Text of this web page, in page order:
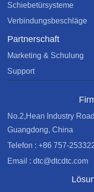
Schiebetürsysteme
Verbindungsbeschläge
Partnerschaft
Marketing & Schulung
Support
No.2,Hean Industry
Guangdong, China
Telefon : +86 757-
Email : dtc@dtcdtc.com